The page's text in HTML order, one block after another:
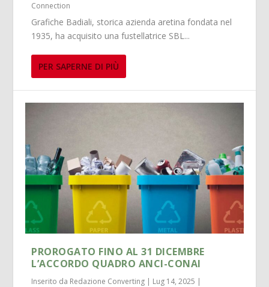
Connection
Grafiche Badiali, storica azienda aretina fondata nel
1935, ha acquisito una fustellatrice SBL...
PER SAPERNE DI PIÙ
PROROGATO FINO AL 31 DICEMBRE
L’ACCORDO QUADRO ANCI-CONAI
Inserito da Redazione Converting | Lug 14, 2025 |